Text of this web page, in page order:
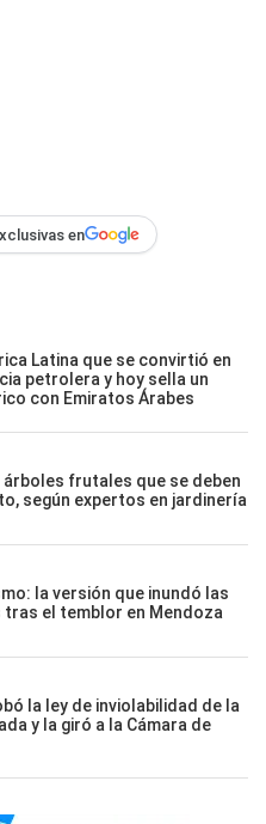
en
Latina que se convirtió en
petrolera y hoy sella un
con Emiratos Árabes
árboles frutales que se deben
según expertos en jardinería
la versión que inundó las
el temblor en Mendoza
la ley de inviolabilidad de la
y la giró a la Cámara de